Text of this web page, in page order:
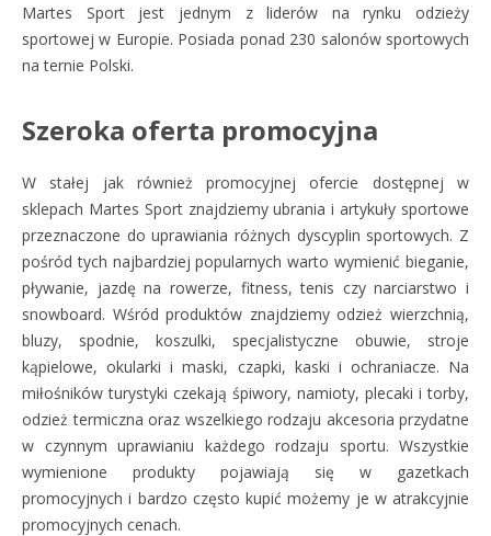
Martes Sport jest jednym z liderów na rynku odzieży
sportowej w Europie. Posiada ponad 230 salonów sportowych
na ternie Polski.
Szeroka oferta promocyjna
W stałej jak również promocyjnej ofercie dostępnej w
sklepach Martes Sport znajdziemy ubrania i artykuły sportowe
przeznaczone do uprawiania różnych dyscyplin sportowych. Z
pośród tych najbardziej popularnych warto wymienić bieganie,
pływanie, jazdę na rowerze, fitness, tenis czy narciarstwo i
snowboard. Wśród produktów znajdziemy odzież wierzchnią,
bluzy, spodnie, koszulki, specjalistyczne obuwie, stroje
kąpielowe, okularki i maski, czapki, kaski i ochraniacze. Na
miłośników turystyki czekają śpiwory, namioty, plecaki i torby,
odzież termiczna oraz wszelkiego rodzaju akcesoria przydatne
w czynnym uprawianiu każdego rodzaju sportu. Wszystkie
wymienione produkty pojawiają się w gazetkach
promocyjnych i bardzo często kupić możemy je w atrakcyjnie
promocyjnych cenach.